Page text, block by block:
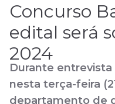
Concurso
edital será
2024
Durante
nesta terça-feira
departamento de